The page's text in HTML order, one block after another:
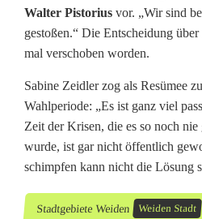
Walter Pistorius vor. „Wir sind
gestoßen.“ Die Entscheidung
mal verschoben worden.
Sabine Zeidler zog als Resümee
Wahlperiode: „Es ist ganz viel
Zeit der Krisen, die es so noch
wurde, ist gar nicht öffentlich
schimpfen kann nicht die Lösung
Stadtgebiete Weiden Weiden Stadt